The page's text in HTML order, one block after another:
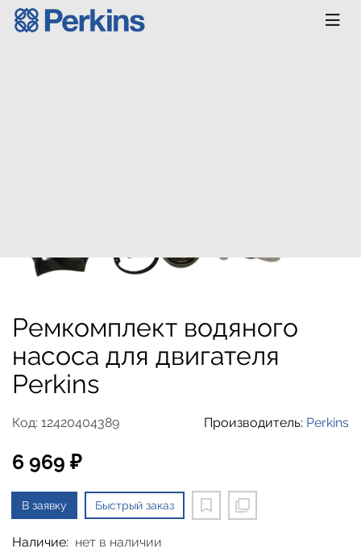
Ремкомплект водяного
насоса для двигателя
Perkins
Код: 12420404389 Производитель: Perkins
6 969 ₽
В заявку Быстрый заказ
Наличие: нет в наличии